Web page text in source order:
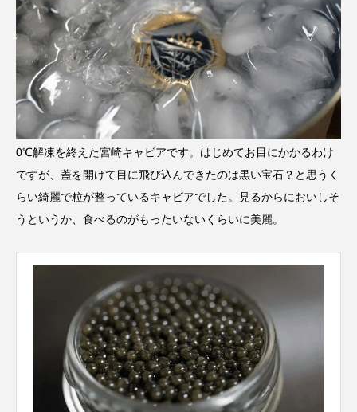
0℃解凍を終えた宮崎キャビアです。はじめてお目にかかるわけ
ですが、蓋を開けて目に飛び込んできたのは黒い宝石？と思うく
らい綺麗で粒が整っているキャビアでした。見るからにおいしそ
うというか、食べるのがもったいないくらいに美麗。